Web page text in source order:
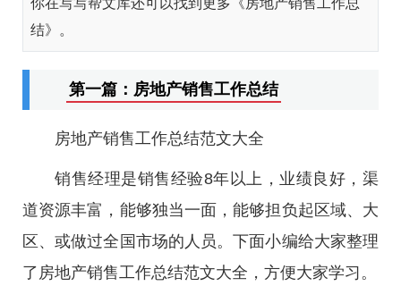
你在写写帮文库还可以找到更多《房地产销售工作总
结》。
第一篇：房地产销售工作总结
房地产销售工作总结范文大全
销售经理是销售经验8年以上，业绩良好，渠
道资源丰富，能够独当一面，能够担负起区域、大
区、或做过全国市场的人员。下面小编给大家整理
了房地产销售工作总结范文大全，方便大家学习。